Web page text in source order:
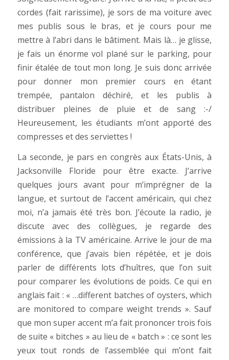
cordes (fait rarissime), je sors de ma voiture avec
mes publis sous le bras, et je cours pour me
mettre à l’abri dans le bâtiment. Mais là… je glisse,
je fais un énorme vol plané sur le parking, pour
finir étalée de tout mon long. Je suis donc arrivée
pour donner mon premier cours en étant
trempée, pantalon déchiré, et les publis à
distribuer pleines de pluie et de sang :-/
Heureusement, les étudiants m’ont apporté des
compresses et des serviettes !
La seconde, je pars en congrès aux États-Unis, à
Jacksonville Floride pour être exacte. J’arrive
quelques jours avant pour m’imprégner de la
langue, et surtout de l’accent américain, qui chez
moi, n’a jamais été très bon. J’écoute la radio, je
discute avec des collègues, je regarde des
émissions à la TV américaine. Arrive le jour de ma
conférence, que j’avais bien répétée, et je dois
parler de différents lots d’huîtres, que l’on suit
pour comparer les évolutions de poids. Ce qui en
anglais fait : « …different batches of oysters, which
are monitored to compare weight trends ». Sauf
que mon super accent m’a fait prononcer trois fois
de suite « bitches » au lieu de « batch » : ce sont les
yeux tout ronds de l’assemblée qui m’ont fait